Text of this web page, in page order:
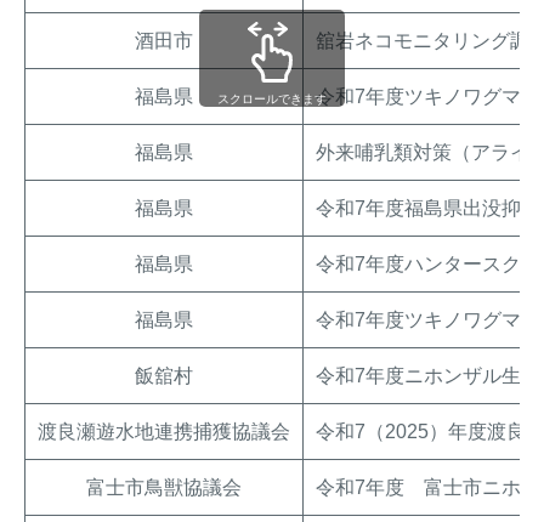
酒田市 舘岩ネコモニタリング調
福島県 令和7年度ツキノワグマ
福島県 外来哺乳類対策（アライ
福島県 令和7年度福島県出没抑
福島県 令和7年度ハンタースク
福島県 令和7年度ツキノワグマ
飯舘村 令和7年度ニホンザル生
渡良瀬遊水地連携捕獲協議会 令和7（2025）年度渡良
富士市鳥獣協議会 令和7年度 富士市ニホン
スクロールできます